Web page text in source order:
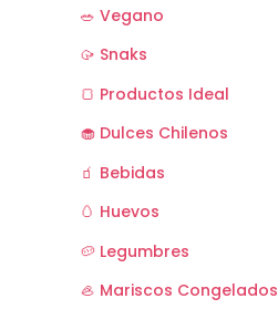
🥗 Vegano
🥠 Snaks
🍞 Productos Ideal
🧁 Dulces Chilenos
🧃 Bebidas
🥚 Huevos
🥔 Legumbres
🦪 Mariscos Congelados